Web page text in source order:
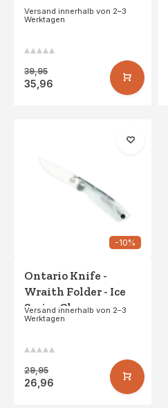
Versand innerhalb von 2–3
Werktagen
39,95
35,96
-10%
Ontario Knife -
Wraith Folder - Ice
Series Clear
Versand innerhalb von 2–3
Werktagen
29,95
26,96